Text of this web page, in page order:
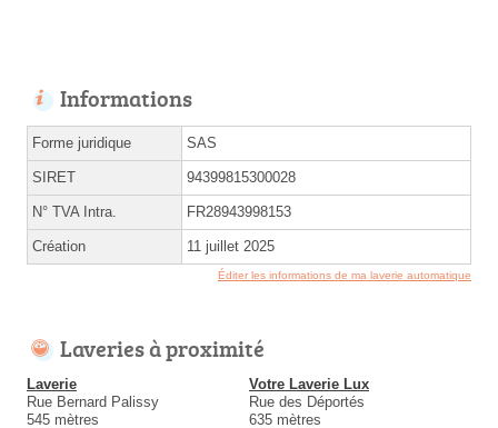
Informations
Forme juridique SAS
SIRET 94399815300028
N° TVA Intra. FR28943998153
Création 11 juillet 2025
Éditer les informations de ma laverie automatique
Laveries à proximité
Laverie
Rue Bernard Palissy
545 mètres
Votre Laverie Lux
Rue des Déportés
635 mètres